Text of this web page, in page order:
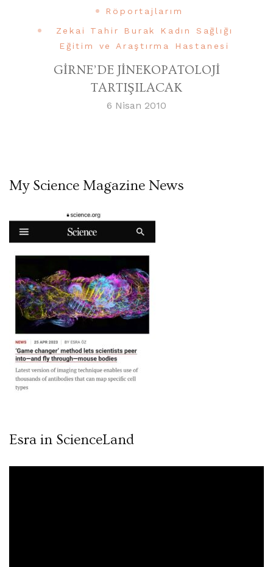
Röportajlarım
Zekai Tahir Burak Kadın Sağlığı
Eğitim ve Araştırma Hastanesi
GİRNE’DE JİNEKOPATOLOJİ
TARTIŞILACAK
6 Nisan 2010
My Science Magazine News
Esra in ScienceLand